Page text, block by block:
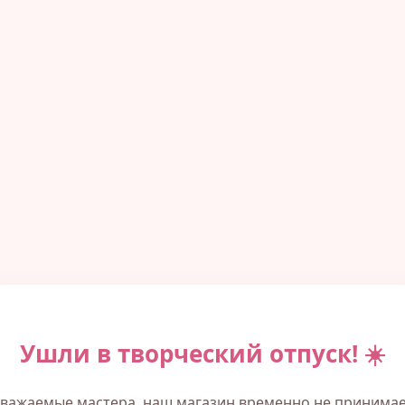
Ушли в творческий отпуск! ☀️